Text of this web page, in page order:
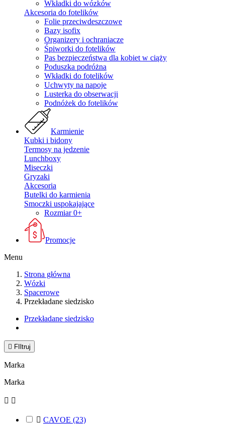
Wkładki do wózków
Akcesoria do fotelików
Folie przeciwdeszczowe
Bazy isofix
Organizery i ochraniacze
Śpiworki do fotelików
Pas bezpieczeństwa dla kobiet w ciąży
Poduszka podróżna
Wkładki do fotelików
Uchwyty na napoje
Lusterka do obserwacji
Podnóżek do fotelików
Karmienie
Kubki i bidony
Termosy na jedzenie
Lunchboxy
Miseczki
Gryzaki
Akcesoria
Butelki do karmienia
Smoczki uspokajające
Rozmiar 0+
Promocje
Menu
Strona główna
Wózki
Spacerowe
Przekładane siedzisko
Przekładane siedzisko
 FIltruj
Marka
Marka
 
 CAVOE (23)